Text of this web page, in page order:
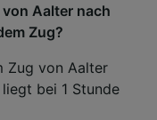
Aalter nach
Zug?
Zug von Aalter
bei 1 Stunde